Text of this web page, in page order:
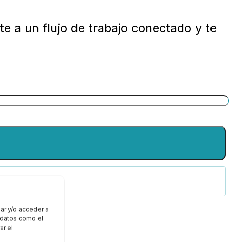
y/o acceder a
como el
el
a un flujo de trabajo conectado y te